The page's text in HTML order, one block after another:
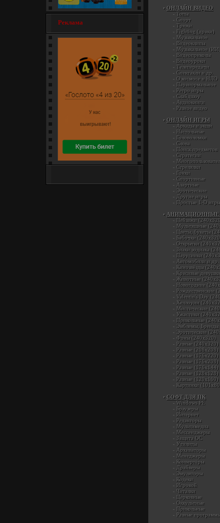
Регентруда / Die Regentrude
(1976) [семейный]
Реклама
• ОНЛАЙН ВИДЕО
- Топы
- Спорт
- Трюки
- Fighting (драки)
- Музыкальное
- Видеоклипы
- Музыкальное
- Видеоприколы
- Видеоуроки
- Телепередачи
- Спектакли и др.
- О космосе и НЛО
- Паранормальное
- Ретро игры
- Слайдшоу
- Аудиокниги
- Разное видео
• ОНЛАЙН ИГРЫ
- Аркады и экшн
- Настольные
- Головоломки
- Слова
- Поиск предметов
- Стратегии
-
- Стрелялки
- Гонки
- Спортивные
- Азартные
- Эротические
- Другие игры
- Простые 1-D игры
• АНИМАЦИОННЫЕ
- Пейзажи
- Мультяшные
- Цветы, букеты
- Бабочки
- Открытки
- Знаки зодиака
- Парусники
- Автомобили и
- Кинозвёзды
- Красивые
- Животные
- Новогодние
- Рождественские
- Valentin's Day
- Хеллоуин
- Мистические
- Ужастики
- Прикольные
- Эмблемы, Бренды
- Эротические
- Фоны (240х320)
- Разные (240х320)
- Разные (208х208)
- Разные (176х220)
- Разные (176х208)
- Разные (176х144)
- Разные (128х128)
- Разные (120х160)
- Картинки
• СОФТ ДЛЯ ПК
- Windows PE
- Браузеры
- Интернет
- Редакторы
- Мультимедиа
- Мессенджеры
- Защита ОС
- Утилиты
- Архиваторы
- Менеджеры
- Конвертёры
- Драйверы
- Эмуляторы
- Кодеки
- Игровой
- Читалки
- Церковные
- Оккультные
- Прикольные
- Разные